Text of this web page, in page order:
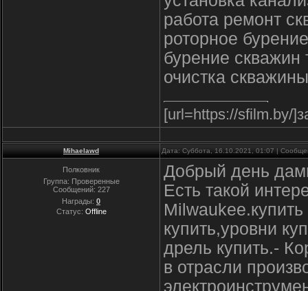
работа ремонт
роторное
бурение скважин
очистка
[url=https://sfilm.by/
Mihaelawd Дата: Суббота, 16.10.2021, 01:07 |
Полковник
Группа: Проверенные
Сообщений: 227
Награды: 0
Статус: Offline
Добрый день
Есть такой
купить,уровни
дрель купить.-
в отрасли